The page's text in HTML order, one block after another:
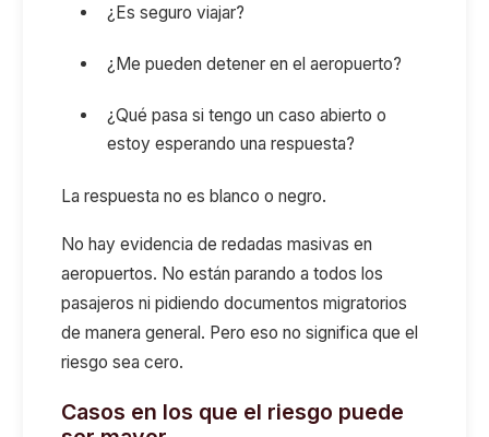
¿Es seguro viajar?
¿Me pueden detener en el aeropuerto?
¿Qué pasa si tengo un caso abierto o
estoy esperando una respuesta?
La respuesta no es blanco o negro.
No hay evidencia de redadas masivas en
aeropuertos. No están parando a todos los
pasajeros ni pidiendo documentos migratorios
de manera general. Pero eso no significa que el
riesgo sea cero.
Casos en los que el riesgo puede